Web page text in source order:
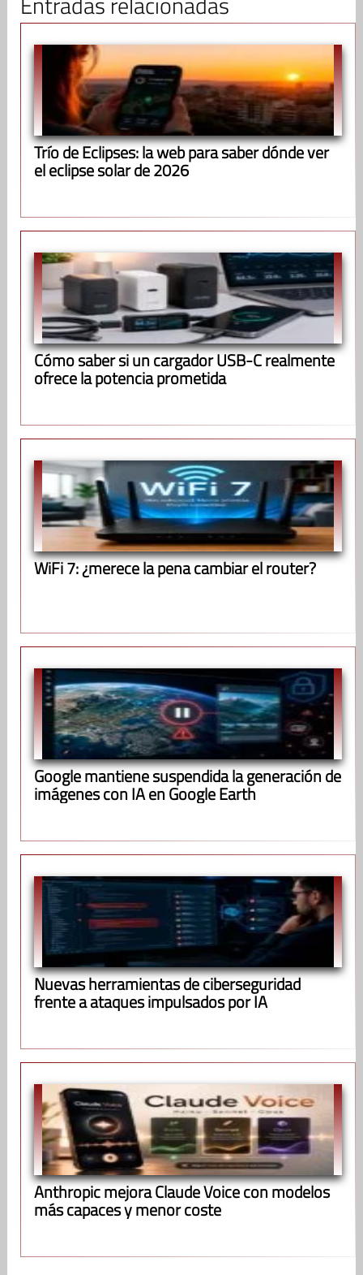
Trío de Eclipses: la web para saber dónde ver
el eclipse solar de 2026
Cómo saber si un cargador USB-C realmente
ofrece la potencia prometida
WiFi 7: ¿merece la pena cambiar el router?
Google mantiene suspendida la generación de
imágenes con IA en Google Earth
Nuevas herramientas de ciberseguridad
frente a ataques impulsados por IA
Anthropic mejora Claude Voice con modelos
más capaces y menor coste